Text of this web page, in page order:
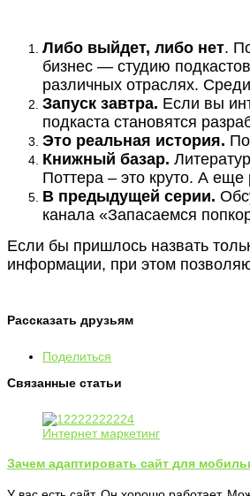
Либо выйдет, либо нет.
бизнес — студию
различных отраслях.
Запуск завтра. Если вы
подкаста становятся
Это реальная история.
Книжный базар.
Поттера – это круто. А еще
В предыдущей серии.
канала «Запасаемся
Если бы пришлось назвать
информации, при этом
Рассказать друзьям
Поделиться
Связанные статьи
Интернет маркетинг
Зачем адаптировать сайт для